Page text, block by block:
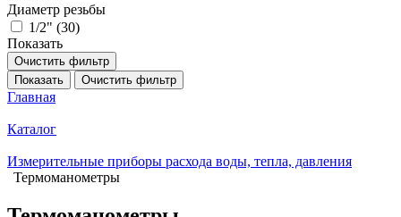
Диаметр резьбы
1/2" (30)
Показать
Очистить фильтр
Показать
Очистить фильтр
Главная
Каталог
Измерительные приборы расхода воды, тепла, давления
Термоманометры